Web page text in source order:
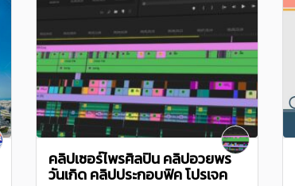
คลิปเซอร์ไพรศิลปิน คลิปอวยพร
วันเกิด คลิปประกอบฟิค โปรเจค